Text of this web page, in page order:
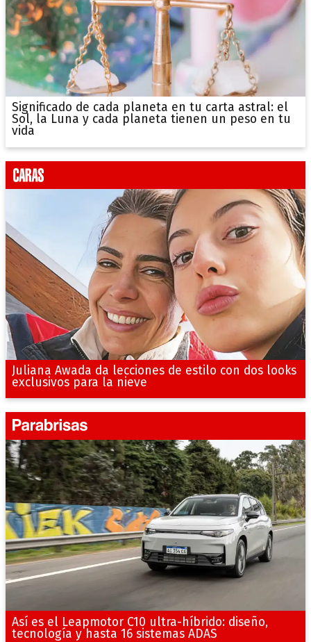
Significado de cada planeta en tu carta astral: el
Sol, la Luna y cada planeta tienen un peso en tu
vida
Juliana Awada da lecciones de estilo con dos looks
exclusivos para la nieve
Así es el Leapmotor C10 ultra-híbrido: diseño,
tecnología y hasta 16 sistemas ADAS